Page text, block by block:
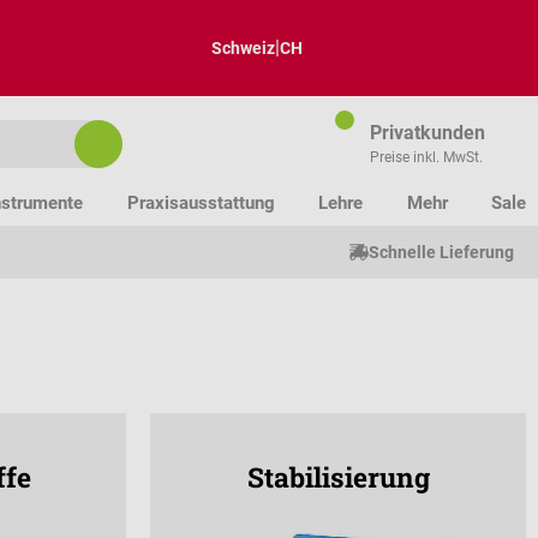
Schweiz|CH
Privatkunden
Preise inkl. MwSt.
Praxisausstattung Lehre Mehr Sale
Schnelle Lieferung
Stabilisierung